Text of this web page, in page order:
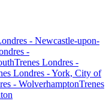
- Newcastle-upon-
-
Trenes Londres -
Londres - York, City of
- WolverhamptonTrenes